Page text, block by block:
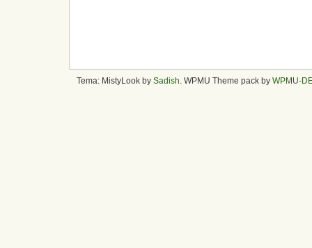
Tema: MistyLook by Sadish . WPMU Theme pack by WPMU-